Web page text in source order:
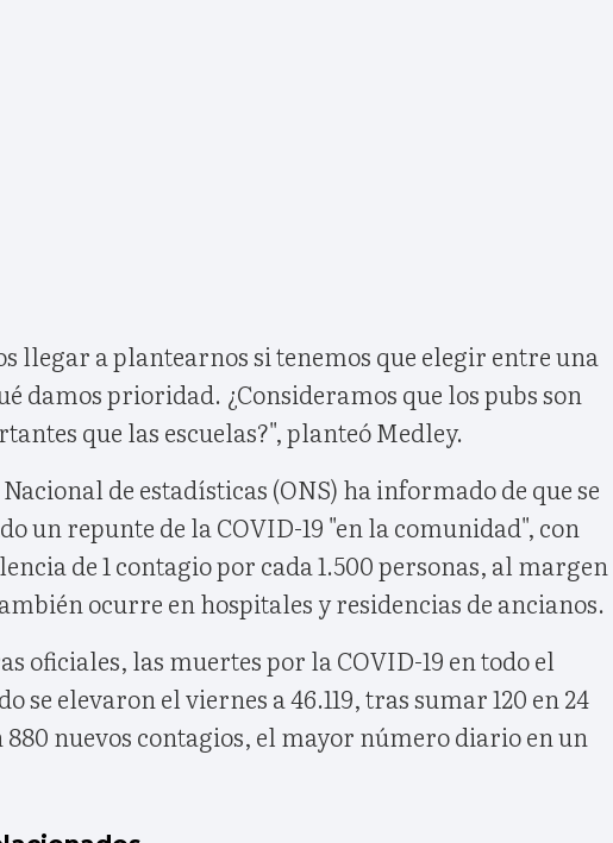
llegar a plantearnos si tenemos que elegir entre una
damos prioridad. ¿Consideramos que los pubs son
que las escuelas?", planteó Medley.
de estadísticas (ONS) ha informado de que se
un repunte de la COVID-19 "en la comunidad", con
de 1 contagio por cada 1.500 personas, al margen
ocurre en hospitales y residencias de ancianos.
oficiales, las muertes por la COVID-19 en todo el
se elevaron el viernes a 46.119, tras sumar 120 en 24
880 nuevos contagios, el mayor número diario en un